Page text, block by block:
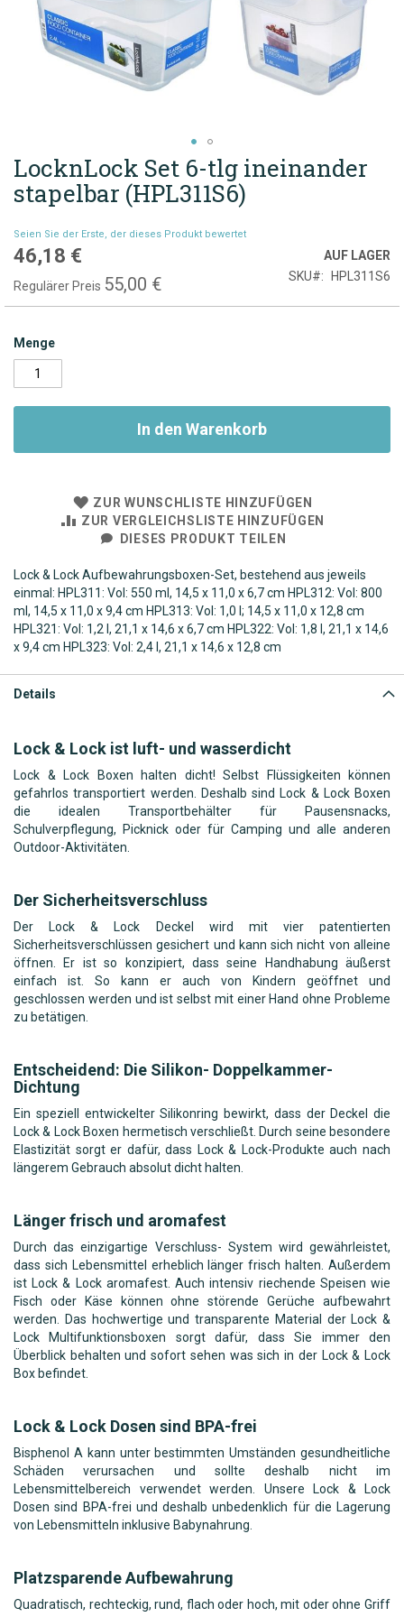
Zum
Anfang
der
springen
LocknLock Set 6-tlg ineinander
stapelbar (HPL311S6)
Seien Sie der Erste, der dieses Produkt bewertet
Sonderpreis
46,18 €
Regulärer Preis 55,00 €
AUF LAGER
SKU
HPL311S6
Menge
In den Warenkorb
ZUR WUNSCHLISTE HINZUFÜGEN
ZUR VERGLEICHSLISTE HINZUFÜGEN
DIESES PRODUKT TEILEN
Lock & Lock Aufbewahrungsboxen-Set, bestehend aus jeweils
einmal: HPL311: Vol: 550 ml, 14,5 x 11,0 x 6,7 cm HPL312: Vol: 800
ml, 14,5 x 11,0 x 9,4 cm HPL313: Vol: 1,0 l; 14,5 x 11,0 x 12,8 cm
HPL321: Vol: 1,2 l, 21,1 x 14,6 x 6,7 cm HPL322: Vol: 1,8 l, 21,1 x 14,6
x 9,4 cm HPL323: Vol: 2,4 l, 21,1 x 14,6 x 12,8 cm
Details
Lock & Lock ist luft- und wasserdicht
Lock & Lock Boxen halten dicht! Selbst Flüssigkeiten können
gefahrlos transportiert werden. Deshalb sind Lock & Lock Boxen
die idealen Transportbehälter für Pausensnacks,
Schulverpflegung, Picknick oder für Camping und alle anderen
Outdoor-Aktivitäten.
Der Sicherheitsverschluss
Der Lock & Lock Deckel wird mit vier patentierten
Sicherheitsverschlüssen gesichert und kann sich nicht von alleine
öffnen. Er ist so konzipiert, dass seine Handhabung äußerst
einfach ist. So kann er auch von Kindern geöffnet und
geschlossen werden und ist selbst mit einer Hand ohne Probleme
zu betätigen.
Entscheidend: Die Silikon- Doppelkammer-
Dichtung
Ein speziell entwickelter Silikonring bewirkt, dass der Deckel die
Lock & Lock Boxen hermetisch verschließt. Durch seine besondere
Elastizität sorgt er dafür, dass Lock & Lock-Produkte auch nach
längerem Gebrauch absolut dicht halten.
Länger frisch und aromafest
Durch das einzigartige Verschluss- System wird gewährleistet,
dass sich Lebensmittel erheblich länger frisch halten. Außerdem
ist Lock & Lock aromafest. Auch intensiv riechende Speisen wie
Fisch oder Käse können ohne störende Gerüche aufbewahrt
werden. Das hochwertige und transparente Material der Lock &
Lock Multifunktionsboxen sorgt dafür, dass Sie immer den
Überblick behalten und sofort sehen was sich in der Lock & Lock
Box befindet.
Lock & Lock Dosen sind BPA-frei
Bisphenol A kann unter bestimmten Umständen gesundheitliche
Schäden verursachen und sollte deshalb nicht im
Lebensmittelbereich verwendet werden. Unsere Lock & Lock
Dosen sind BPA-frei und deshalb unbedenklich für die Lagerung
von Lebensmitteln inklusive Babynahrung.
Platzsparende Aufbewahrung
Quadratisch, rechteckig, rund, flach oder hoch, mit oder ohne Griff